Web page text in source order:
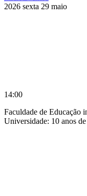
2026 sexta 29 maio
14:00
Faculdade de Educação
Universidade: 10 anos